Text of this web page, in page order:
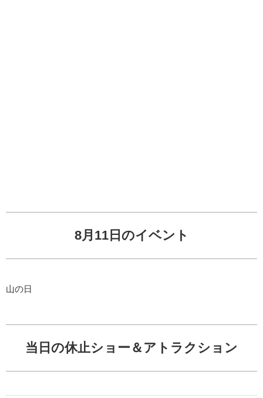
8月11日のイベント
山の日
当日の休止ショー＆アトラクション